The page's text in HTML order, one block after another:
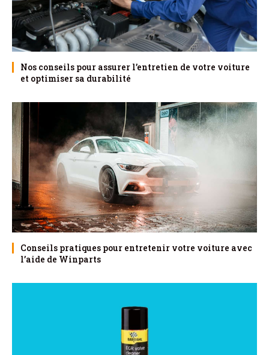
Nos conseils pour assurer l’entretien de votre voiture
et optimiser sa durabilité
Conseils pratiques pour entretenir votre voiture avec
l’aide de Winparts